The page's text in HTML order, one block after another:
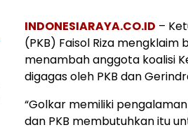
INDONESIARAYA.CO.ID –
(PKB) Faisol Riza
menambah anggota koalisi
digagas oleh PKB dan
“Golkar memiliki
dan PKB membutuhkan itu